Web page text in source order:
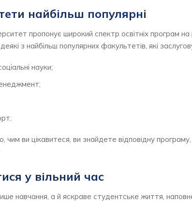
найбільш популярні
пропонує широкий спектр освітніх програм
з найбільш популярних факультетів, які
науки;
чим ви цікавитеся, ви знайдете відповідну
у вільний час
навчання, а й яскраве студентське життя,